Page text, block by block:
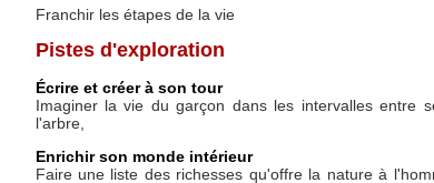
Franchir les étapes de la vie
Pistes d'exploration
Écrire et créer à son tour
Imaginer la vie du garçon dans les intervalles entre
l'arbre,
Enrichir son monde intérieur
Faire une liste des richesses qu'offre la nature à